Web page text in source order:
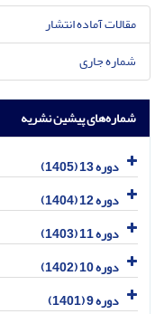
مقالات آماده انتشار
شماره جاری
شماره‌های پیشین نشریه
دوره 13 (1405)
دوره 12 (1404)
دوره 11 (1403)
دوره 10 (1402)
دوره 9 (1401)